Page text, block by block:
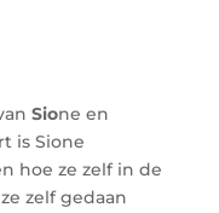
Sione en
is Sione
hoe ze zelf in de
zelf gedaan